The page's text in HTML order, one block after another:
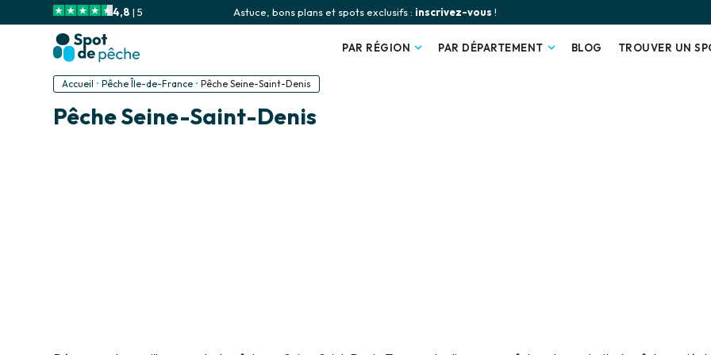
4,8 | 5 Astuce, bons plans et spots exclusifs : inscrivez-vous !
PAR RÉGION PAR DÉPARTEMENT BLOG TROUVER UN
Accueil •Pêche Île-de-France •Pêche Seine-Saint-Denis
Pêche Seine-Saint-Denis